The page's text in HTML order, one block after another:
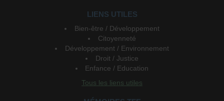
LIENS UTILES
Bien-être / Développement
Citoyenneté
Développement / Environnement
Droit / Justice
Enfance / Education
Tous les liens utiles